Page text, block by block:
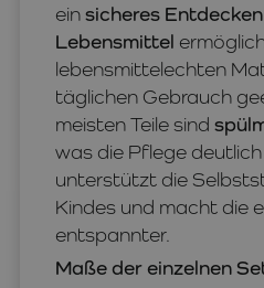
einsicheres
Lebensmittel
lebensmittelechten
täglichen Gebrauch
meisten Teile sind
was die Pflege
unterstützt die
Kindes und macht die
entspannter.
Maße der einzelnen